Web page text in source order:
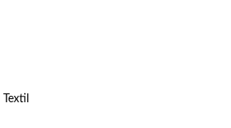
Textil